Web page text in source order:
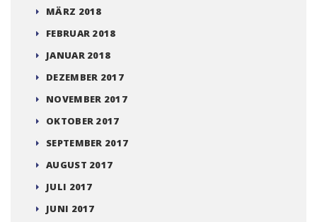
MÄRZ 2018
FEBRUAR 2018
JANUAR 2018
DEZEMBER 2017
NOVEMBER 2017
OKTOBER 2017
SEPTEMBER 2017
AUGUST 2017
JULI 2017
JUNI 2017